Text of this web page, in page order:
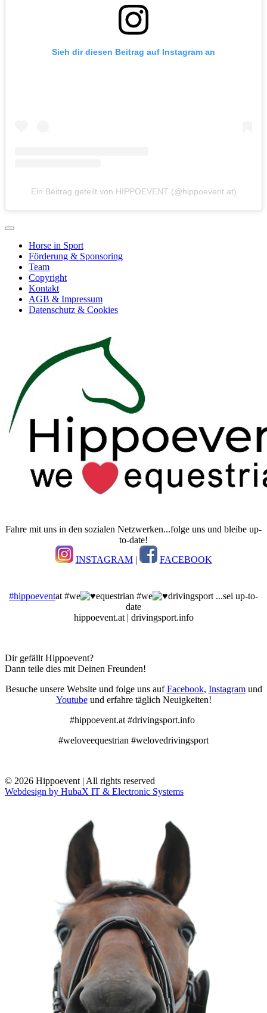
Sieh dir diesen Beitrag auf Instagram an
Ein Beitrag geteilt von HIPPOEVENT (@hippoevent.at)
Horse in Sport
Förderung & Sponsoring
Team
Copyright
Kontakt
AGB & Impressum
Datenschutz & Cookies
Fahre mit uns in den sozialen Netzwerken...folge uns und bleibe up-
to-date!
INSTAGRAM| FACEBOOK
#hippoeventat #we equestrian #we
drivingsport ...sei up-to-
date
hippoevent.at | drivingsport.info
Dir gefällt Hippoevent?
Dann teile dies mit Deinen Freunden!
Besuche unsere Website und folge uns aufFacebook, Instagramund
Youtubeund erfahre täglich Neuigkeiten!
#hippoevent.at #drivingsport.info
#weloveequestrian #welovedrivingsport
© 2026 Hippoevent | All rights reserved
Webdesign by HubaX IT & Electronic Systems